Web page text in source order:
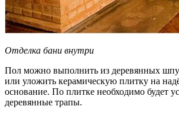
Отделка бани внутри
Пол можно выполнить из деревянных
или уложить керамическую плитку на
основание. По плитке необходимо будет
деревянные трапы.